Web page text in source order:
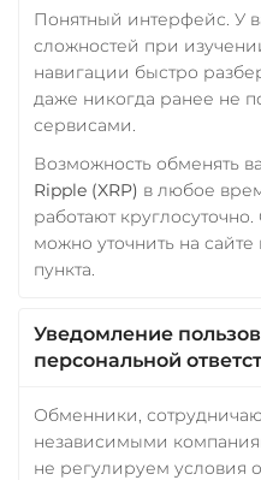
Понятный интерфейс. У
сложностей при
навигации быстро
даже никогда ранее не
сервисами.
Возможность обменять
Ripple (XRP) в любое
работают
можно уточнить на
пункта.
Уведомление
персональной
Обменники,
независимыми
не регулируем условия